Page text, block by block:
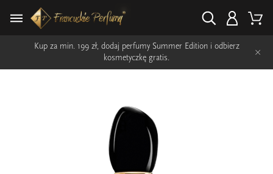
Kup za min. 199 zł, dodaj perfumy Summer Edition i odbierz
kosmetyczkę gratis.
×